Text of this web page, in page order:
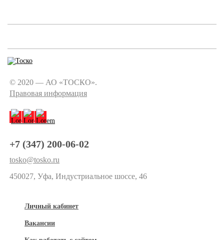
© 2020 — АО «ТОСКО».
Правовая информация
+7 (347) 200-06-02
tosko@tosko.ru
450027, Уфа, Индустриальное шоссе, 46
Личный кабинет
Вакансии